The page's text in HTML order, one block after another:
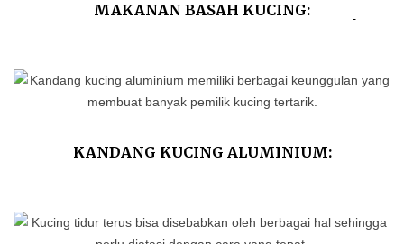
MAKANAN BASAH KUCING:
KANDANG KUCING ALUMINIUM: